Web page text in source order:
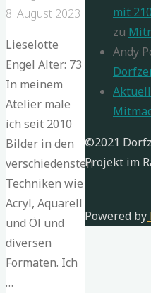
8. August 2023
Lieselotte
Engel Alter: 73
In meinem
Atelier male
ich seit 2010
Bilder in den
verschiedensten
Techniken wie
Acryl, Aquarell
und Öl und
diversen
Formaten. Ich
…
mit
zu
Andy
©2021
Projekt im
Powered by